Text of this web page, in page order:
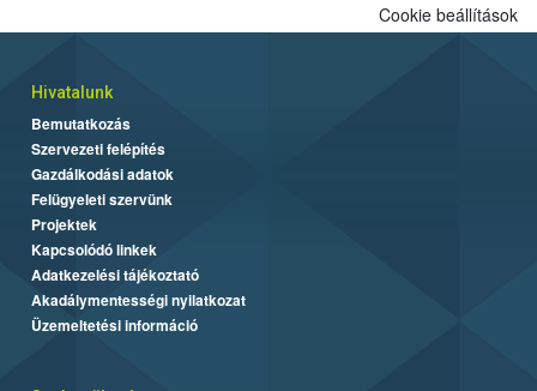
Cookie beállítások
Hivatalunk
Bemutatkozás
Szervezeti felépítés
Gazdálkodási adatok
Felügyeleti szervünk
Projektek
Kapcsolódó linkek
Adatkezelési tájékoztató
Akadálymentességi nyilatkozat
Üzemeltetési információ